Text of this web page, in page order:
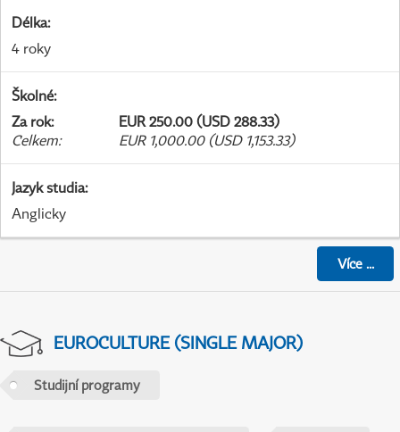
Délka:
4 roky
Školné:
Za rok:
EUR 250.00 (USD 288.33)
Celkem: EUR 1,000.00 (USD 1,153.33)
Jazyk studia:
Anglicky
Více...
EUROCULTURE (SINGLE MAJOR)
Studijní programy